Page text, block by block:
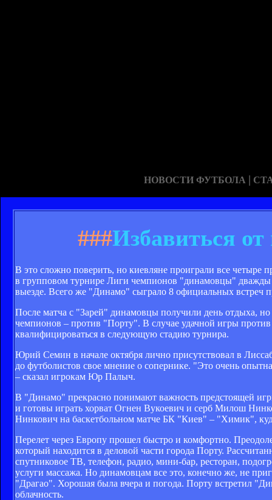
НОВОСТИ ФУТБОЛА |
###Избавиться от
В это сложно поверить, но киевляне проиграли все
в групповом турнире Лиги чемпионов "динамовцы"
выезде. Всего же "Динамо" сыграло 8 официальных встреч
После матча с "Зарей" динамовцы получили день отдыха,
чемпионов – против "Порту". В случае удачной игры
квалифицироваться в следующую стадию турнира.
Юрий Семин в начале октября лично присутствовал в
до футболистов свое мнение о сопернике. "Это очень
– сказал игрокам Юр Палыч.
В "Динамо" прекрасно понимают важность предстоящей
и готовы играть хорват Огнен Вукоевич и серб Милош
Нинкович на баскетбольном матче БК "Киев" – "Химик",
Перелет через Европу прошел быстро и комфортно.
который находится в деловой части города Порту.
спутниковое ТВ, телефон, радио, мини-бар, ресторан,
услуги массажа. Но динамовцам все это, конечно же, не
"Драгао". Хорошая была вчера и погода. Порту встретил
облачность.